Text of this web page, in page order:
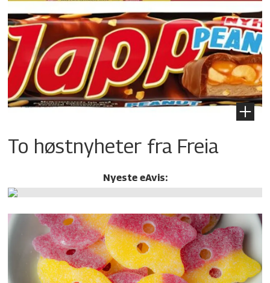
To høstnyheter fra Freia
Nyeste eAvis: